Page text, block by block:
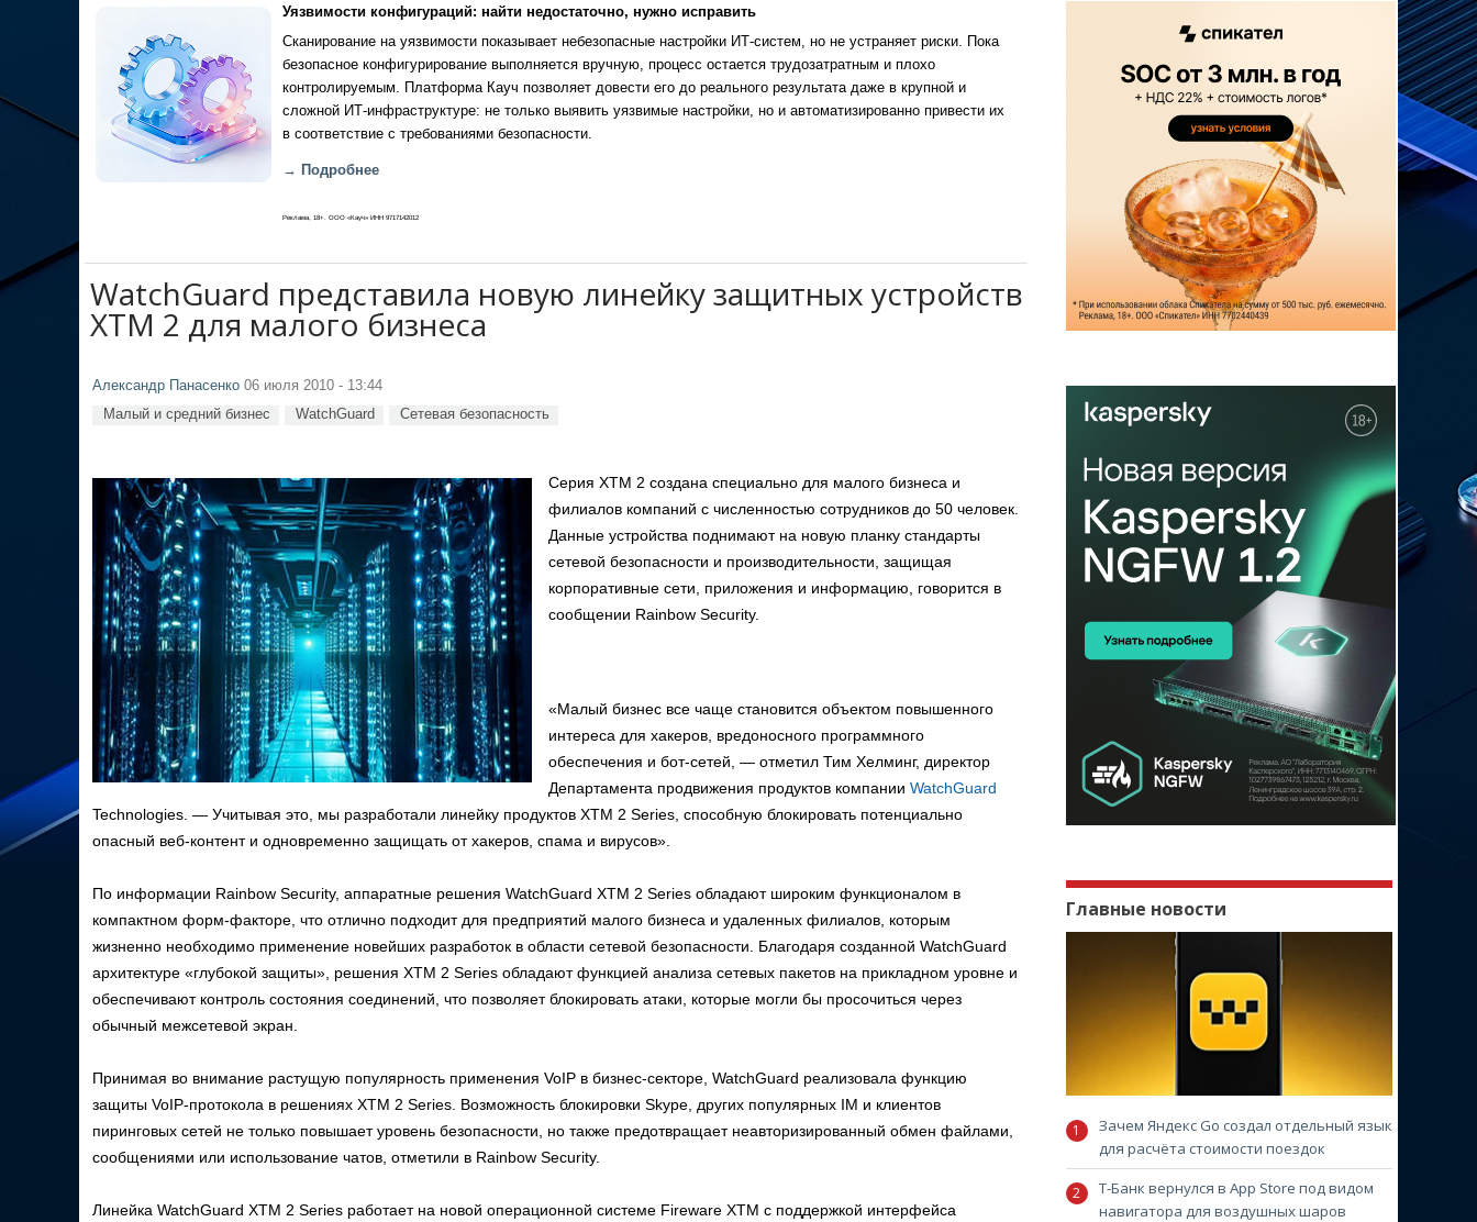
Уязвимости конфигураций: найти недостаточно, нужно исправить
Сканирование на уязвимости показывает небезопасные настройки ИТ-систем, но не устраняет риски. Пока
безопасное конфигурирование выполняется вручную, процесс остается трудозатратным и плохо
контролируемым. Платформа Кауч позволяет довести его до реального результата даже в крупной и
сложной ИТ-инфраструктуре: не только выявить уязвимые настройки, но и автоматизированно привести их
в соответствие с требованиями безопасности.
→ Подробнее
Реклама, 18+. ООО «Кауч» ИНН 9717142012
WatchGuard представила новую линейку защитных устройств
XTM 2 для малого бизнеса
Александр Панасенко 06 июля 2010 - 13:44
Малый и средний бизнес WatchGuard Сетевая безопасность
Серия XTM 2 создана специально для малого бизнеса и
филиалов компаний с численностью сотрудников до 50 человек.
Данные устройства поднимают на новую планку стандарты
сетевой безопасности и производительности, защищая
корпоративные сети, приложения и информацию, говорится в
сообщении Rainbow Security.
«Малый бизнес все чаще становится объектом повышенного
интереса для хакеров, вредоносного программного
обеспечения и бот-сетей, — отметил Тим Хелминг, директор
Департамента продвижения продуктов компании WatchGuard
Technologies. — Учитывая это, мы разработали линейку продуктов XTM 2 Series, способную блокировать потенциально
опасный веб-контент и одновременно защищать от хакеров, спама и вирусов».
По информации Rainbow Security, аппаратные решения WatchGuard XTM 2 Series обладают широким функционалом в
компактном форм-факторе, что отлично подходит для предприятий малого бизнеса и удаленных филиалов, которым
жизненно необходимо применение новейших разработок в области сетевой безопасности. Благодаря созданной WatchGuard
архитектуре «глубокой защиты», решения XTM 2 Series обладают функцией анализа сетевых пакетов на прикладном уровне и
обеспечивают контроль состояния соединений, что позволяет блокировать атаки, которые могли бы просочиться через
обычный межсетевой экран.
Принимая во внимание растущую популярность применения VoIP в бизнес-секторе, WatchGuard реализовала функцию
защиты VoIP-протокола в решениях XTM 2 Series. Возможность блокировки Skype, других популярных IM и клиентов
пиринговых сетей не только повышает уровень безопасности, но также предотвращает неавторизированный обмен файлами,
сообщениями или использование чатов, отметили в Rainbow Security.
Линейка WatchGuard XTM 2 Series работает на новой операционной системе Fireware XTM с поддержкой интерфейса
Главные новости
Зачем Яндекс Go создал отдельный язык
для расчёта стоимости поездок
Т-Банк вернулся в App Store под видом
навигатора для воздушных шаров